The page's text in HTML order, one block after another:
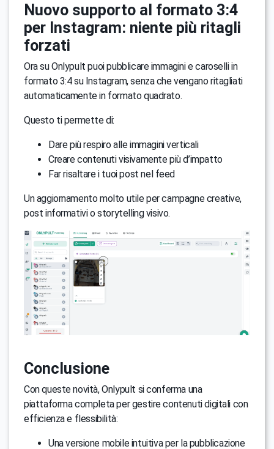
Nuovo supporto al formato 3:4
per Instagram: niente più ritagli
forzati
Ora su Onlypult puoi pubblicare immagini e caroselli in
formato 3:4 su Instagram, senza che vengano ritagliati
automaticamente in formato quadrato.
Questo ti permette di:
Dare più respiro alle immagini verticali
Creare contenuti visivamente più d’impatto
Far risaltare i tuoi post nel feed
Un aggiornamento molto utile per campagne creative,
post informativi o storytelling visivo.
Conclusione
Con queste novità, Onlypult si conferma una
piattaforma completa per gestire contenuti digitali con
efficienza e flessibilità:
Una versione mobile intuitiva per la pubblicazione